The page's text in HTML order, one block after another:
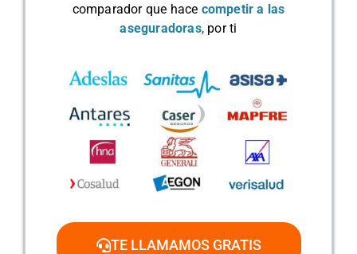
comparador que hace competir a las
aseguradoras, por ti
TE LLAMAMOS GRATIS